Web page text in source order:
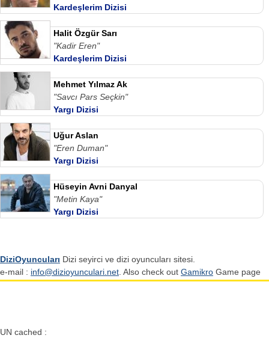
Kardeşlerim Dizisi
Halit Özgür Sarı
"Kadir Eren"
Kardeşlerim Dizisi
Mehmet Yılmaz Ak
"Savcı Pars Seçkin"
Yargı Dizisi
Uğur Aslan
"Eren Duman"
Yargı Dizisi
Hüseyin Avni Danyal
"Metin Kaya"
Yargı Dizisi
DiziOyuncuları Dizi seyirci ve dizi oyuncuları sitesi.
e-mail : info@dizioyunculari.net . Also check out Gamikro Game page
UN cached :